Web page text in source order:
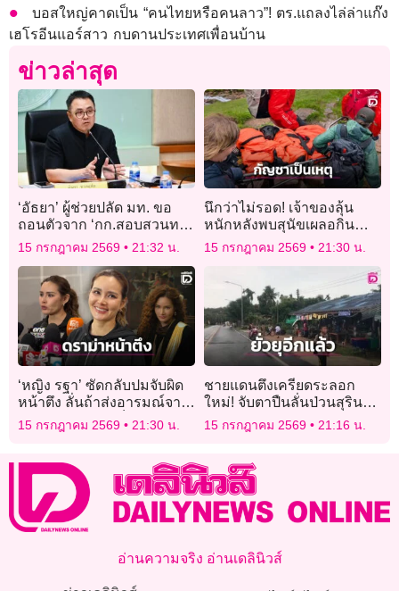
บอสใหญ่คาดเป็น “คนไทยหรือคนลาว”! ตร.แถลงไล่ล่าแก๊ง
เฮโรอีนแอร์สาว กบดานประเทศเพื่อนบ้าน
ข่าวล่าสุด
‘อัธยา’ ผู้ช่วยปลัด มท. ขอ
ถอนตัวจาก ‘กก.สอบสวนทาง
วินัยอย่างร้ายแรง’ เคส
‘ทุจริตสอบท้องถิ่น’ เหตุอาจมี
ส่วนได้ – เสีย ถูกไต่สวน
15 กรกฎาคม 2569 21:32 น.
นึกว่าไม่รอด! เจ้าของลุ้น
หนักหลังพบสุนัขเผลอกิน
กัญชาขณะเดินป่าจนหมดสติ
ต้องหามลงเขา
15 กรกฎาคม 2569 21:30 น.
‘หญิง รฐา’ ซัดกลับปมจับผิด
หน้าตึง ลั่นถ้าส่งอารมณ์จาก
ข้างในยังไงคนดูก็อิน
15 กรกฎาคม 2569 21:30 น.
ชายแดนตึงเครียดระลอก
ใหม่! จับตาปืนลั่นป่วนสุรินทร์
รับช่วงนายกฯ เตรียมเยือนจีน
16-21 ก.ค. นี้
15 กรกฎาคม 2569 21:16 น.
อ่านความจริง อ่านเดลินิวส์